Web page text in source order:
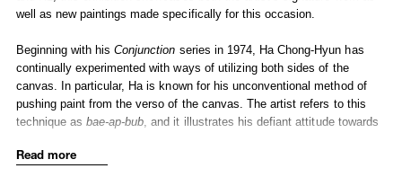
well as new paintings made specifically for this occasion.
Beginning with hisConjunction series in 1974, Ha Chong-Hyun has
continually experimented with ways of utilizing both sides of the
canvas. In particular, Ha is known for his unconventional method of
pushing paint from the verso of the canvas. The artist refers to this
technique as bae-ap-bub, and it illustrates his defiant attitude towards
front of the picture. Ha uses burlap instead of traditional canvas—a
Read more